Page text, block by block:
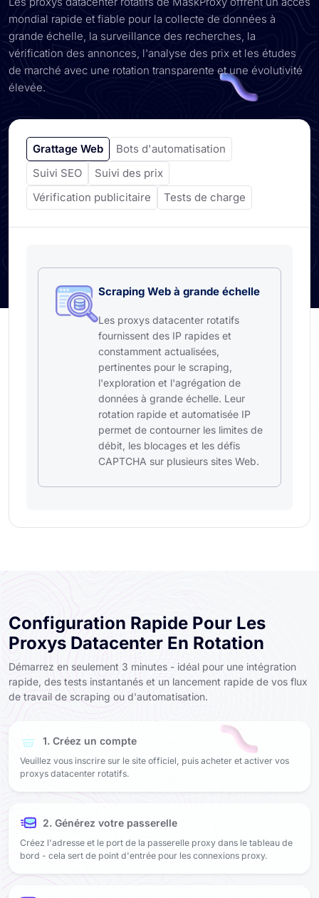
mondial rapide et fiable pour la collecte de données à
grande échelle, la surveillance des recherches, la
vérification des annonces, l'analyse des prix et les études
de marché avec une rotation transparente et une évolutivité
élevée.
Grattage Web
Bots d'automatisation
Suivi SEO
Suivi des prix
Vérification publicitaire
Tests de charge
Scraping Web à grande échelle
Les proxys datacenter rotatifs
fournissent des IP rapides et
constamment actualisées,
pertinentes pour le scraping,
l'exploration et l'agrégation de
données à grande échelle. Leur
rotation rapide et automatisée IP
permet de contourner les limites de
débit, les blocages et les défis
CAPTCHA sur plusieurs sites Web.
Configuration Rapide Pour Les
Proxys Datacenter En Rotation
Démarrez en seulement 3 minutes - idéal pour une intégration
rapide, des tests instantanés et un lancement rapide de vos flux
de travail de scraping ou d'automatisation.
1. Créez un compte
Veuillez vous inscrire sur le site officiel, puis acheter et activer vos
proxys datacenter rotatifs.
2. Générez votre passerelle
Créez l'adresse et le port de la passerelle proxy dans le tableau de
bord - cela sert de point d'entrée pour les connexions proxy.